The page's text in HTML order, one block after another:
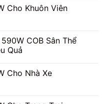
Cho Khuôn Viên
COB Sân Thể
Quả
Cho Nhà Xe